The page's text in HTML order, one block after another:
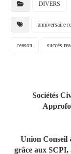
DIVERS
anniversaire
reason succès
Sociétés
Union Conseil
grâce aux SCPI,